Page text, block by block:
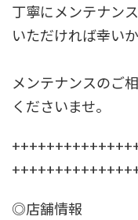
丁寧にメンテナン
いただければ幸い
メンテナンスのご
くださいませ。
◎店舗情報